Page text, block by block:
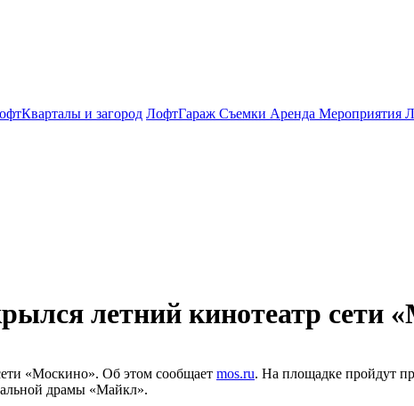
и загород ЛофтГараж Съемки Аренда Мероприятия
летний кинотеатр сети
«Москино». Об этом сообщает mos.ru. На площадке пройдут
драмы «Майкл».